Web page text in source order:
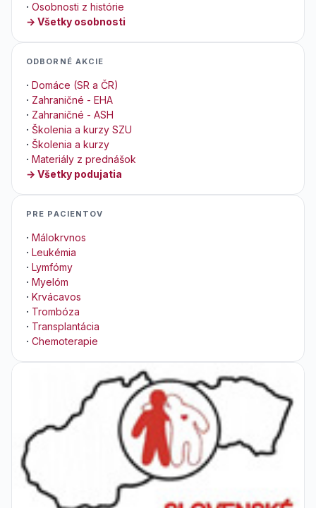
· Osobnosti z histórie
→ Všetky osobnosti
ODBORNÉ AKCIE
· Domáce (SR a ČR)
· Zahraničné - EHA
· Zahraničné - ASH
· Školenia a kurzy SZU
· Školenia a kurzy
· Materiály z prednášok
→ Všetky podujatia
PRE PACIENTOV
· Málokrvnos
· Leukémia
· Lymfómy
· Myelóm
· Krvácavos
· Trombóza
· Transplantácia
· Chemoterapie